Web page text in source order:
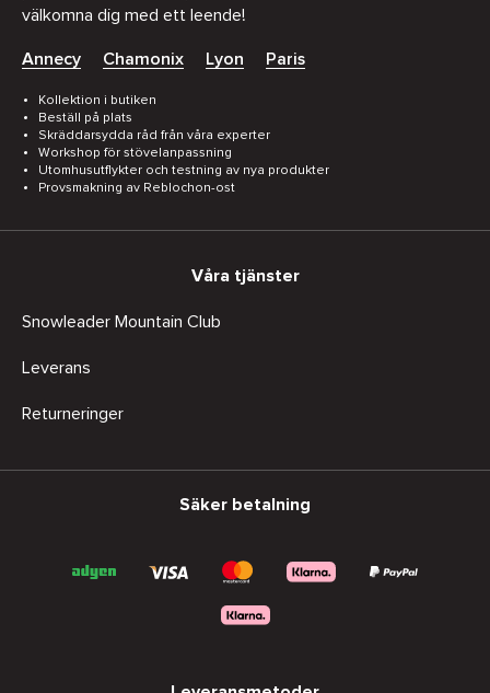
välkomna dig med ett leende!
Annecy Chamonix Lyon Paris
Kollektion i butiken
Beställ på plats
Skräddarsydda råd från våra experter
Workshop för stövelanpassning
Utomhusutflykter och testning av nya produkter
Provsmakning av Reblochon-ost
Våra tjänster
Snowleader Mountain Club
Leverans
Returneringer
Säker betalning